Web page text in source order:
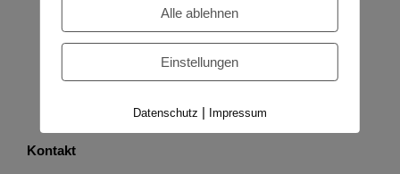
Kontakt
Alle ablehnen
Einstellungen
Datenschutz | Impressum